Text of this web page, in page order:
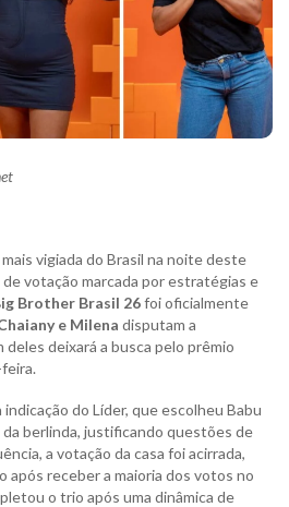
vigiada do Brasil na noite deste
votação marcada por estratégias e
Brother Brasil 26foi oficialmente
e Milena disputam a
deixará a busca pelo prêmio
do Líder, que escolheu Babu
da berlinda, justificando questões de
a votação da casa foi acirrada,
após receber a maioria dos votos no
o trio após uma dinâmica de